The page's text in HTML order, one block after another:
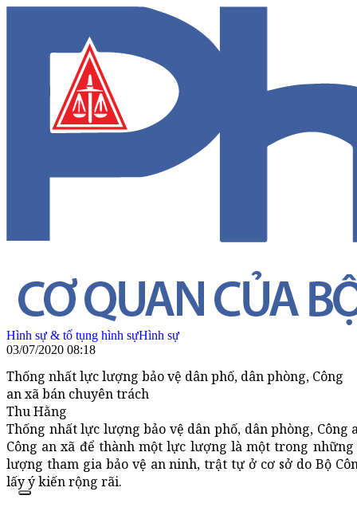
Hình sự & tố tụng hình sựHình sự
03/07/2020 08:18
Thống nhất lực lượng bảo vệ dân phố, dân phòng, Công
an xã bán chuyên trách
Thu Hằng
Thống nhất lực lượng bảo vệ dân phố, dân phòng,
Công an xã để thành một lực lượng là một trong
lượng tham gia bảo vệ an ninh, trật tự ở cơ sở do Bộ
lấy ý kiến rộng rãi.